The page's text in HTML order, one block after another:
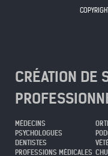
CRÉATION DE
MÉDECINS
PSYCHOLOGUES
DENTISTES
PROFESSIONS MÉDICALES CHU